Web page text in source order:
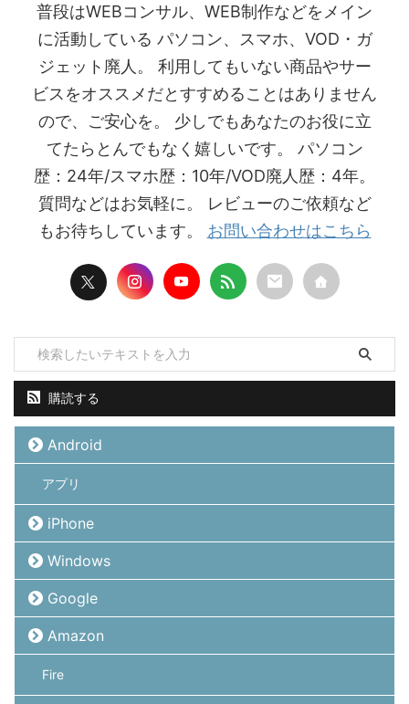
普段はWEBコンサル、WEB制作などをメイン
に活動している パソコン、スマホ、VOD・ガ
ジェット廃人。 利用してもいない商品やサー
ビスをオススメだとすすめることはありません
ので、ご安心を。 少しでもあなたのお役に立
てたらとんでもなく嬉しいです。 パソコン
歴：24年/スマホ歴：10年/VOD廃人歴：4年。
質問などはお気軽に。 レビューのご依頼など
もお待ちしています。 お問い合わせはこちら
購読する
Android
アプリ
iPhone
Windows
Google
Amazon
Fire